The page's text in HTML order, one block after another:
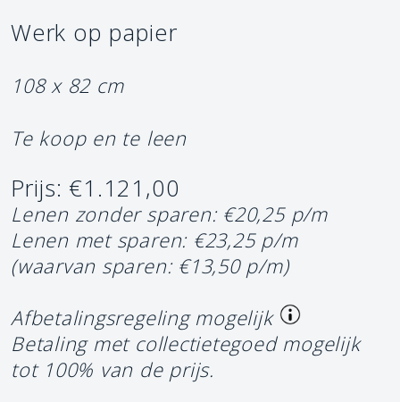
Werk op papier
108 x 82 cm
Te koop en te leen
Prijs: €1.121,00
Lenen zonder sparen: €20,25 p/m
Lenen met sparen: €23,25 p/m
(waarvan sparen: €13,50 p/m)
Afbetalingsregeling mogelijk
Betaling met collectietegoed mogelijk
tot 100% van de prijs.